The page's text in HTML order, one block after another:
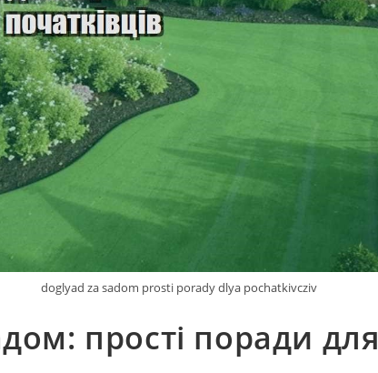
doglyad za sadom prosti porady dlya pochatkivcziv
прості поради для